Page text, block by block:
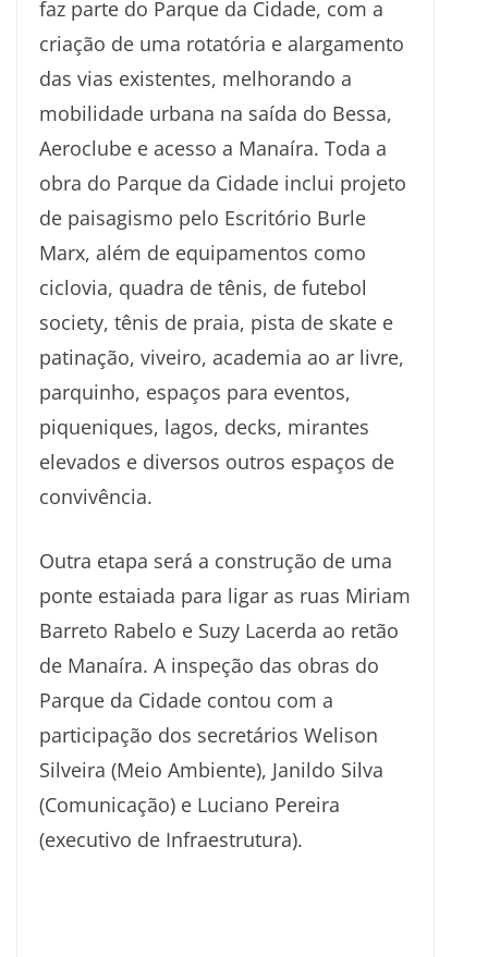
faz parte do Parque da Cidade, com a
criação de uma rotatória e alargamento
das vias existentes, melhorando a
mobilidade urbana na saída do Bessa,
Aeroclube e acesso a Manaíra. Toda a
obra do Parque da Cidade inclui projeto
de paisagismo pelo Escritório Burle
Marx, além de equipamentos como
ciclovia, quadra de tênis, de futebol
society, tênis de praia, pista de skate e
patinação, viveiro, academia ao ar livre,
parquinho, espaços para eventos,
piqueniques, lagos, decks, mirantes
elevados e diversos outros espaços de
convivência.
Outra etapa será a construção de uma
ponte estaiada para ligar as ruas Miriam
Barreto Rabelo e Suzy Lacerda ao retão
de Manaíra. A inspeção das obras do
Parque da Cidade contou com a
participação dos secretários Welison
Silveira (Meio Ambiente), Janildo Silva
(Comunicação) e Luciano Pereira
(executivo de Infraestrutura).